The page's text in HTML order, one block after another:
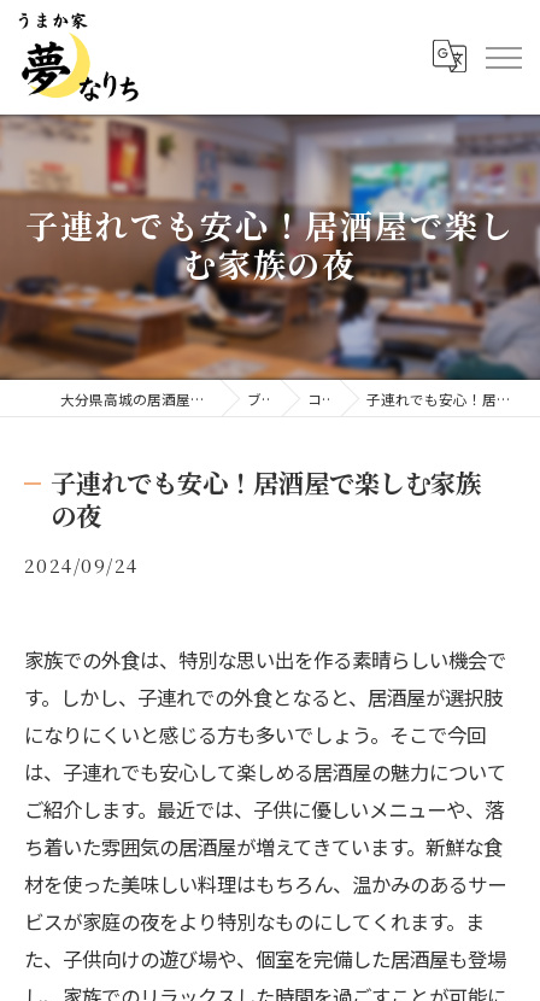
子連れでも安心！居酒屋で楽し
む家族の夜
大分県高城の居酒屋ならうまか家 夢なりち ブログ コラム 子連れでも安心！居酒屋で楽しむ家族の夜
子連れでも安心！居酒屋で楽しむ家族
の夜
2024/09/24
家族での外食は、特別な思い出を作る素晴らしい機会で
す。しかし、子連れでの外食となると、居酒屋が選択肢
になりにくいと感じる方も多いでしょう。そこで今回
は、子連れでも安心して楽しめる居酒屋の魅力について
ご紹介します。最近では、子供に優しいメニューや、落
ち着いた雰囲気の居酒屋が増えてきています。新鮮な食
材を使った美味しい料理はもちろん、温かみのあるサー
ビスが家庭の夜をより特別なものにしてくれます。ま
た、子供向けの遊び場や、個室を完備した居酒屋も登場